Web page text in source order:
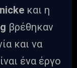
και η
βρέθηκαν
και να
ένα έργο